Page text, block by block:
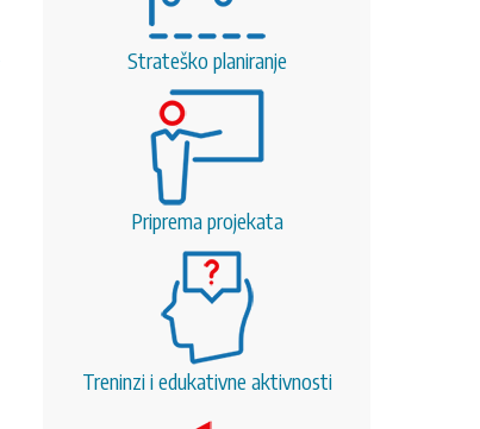
Strateško planiranje
Priprema projekata
Treninzi i edukativne aktivnosti